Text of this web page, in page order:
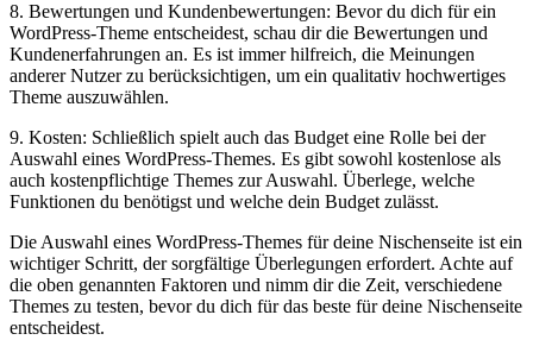
8. Bewertungen und Kundenbewertungen: ‌Bevor⁤ du‌ dich für ein
WordPress-Theme entscheidest, schau dir die Bewertungen und
Kundenerfahrungen an. Es ist immer hilfreich, die Meinungen
anderer Nutzer⁣ zu⁣ berücksichtigen, um ein qualitativ hochwertiges
Theme auszuwählen.
9. Kosten: Schließlich spielt auch das Budget eine Rolle bei der
Auswahl eines WordPress-Themes. Es gibt sowohl kostenlose als ​
auch‌ kostenpflichtige ‌Themes zur Auswahl. ⁢Überlege, welche
Funktionen du benötigst und welche dein Budget zulässt.
Die Auswahl eines WordPress-Themes​ für ​deine Nischenseite ist​ ein
wichtiger Schritt, der sorgfältige Überlegungen​ erfordert. Achte auf
die oben genannten Faktoren und nimm dir die Zeit, verschiedene
‌Themes zu ⁢testen, bevor ⁣du dich ⁤für das⁣ beste für​ deine Nischenseite
entscheidest.